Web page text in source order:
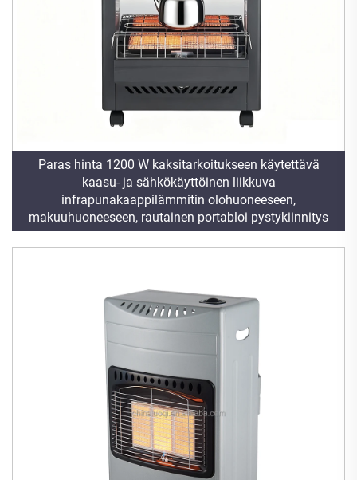
Paras hinta 1200 W kaksitarkoitukseen käytettävä
kaasu- ja sähkökäyttöinen liikkuva
infrapunakaappilämmitin olohuoneeseen,
makuuhuoneeseen, rautainen portabloi pystykiinnitys